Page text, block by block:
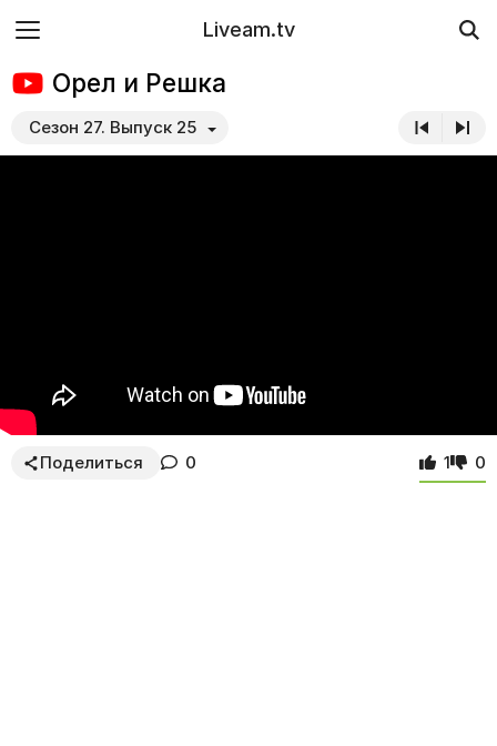
Liveam.tv
Орел и Решка
Сезон 27. Выпуск 25
Поделиться 0 1 0